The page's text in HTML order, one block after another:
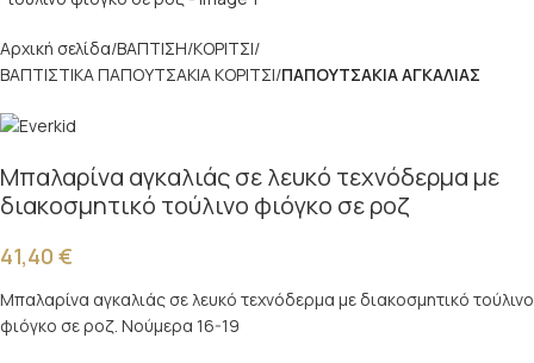
Αρχική σελίδα ΒΑΠΤΙΣΗ ΚΟΡΙΤΣΙ
ΒΑΠΤΙΣΤΙΚΑ ΠΑΠΟΥΤΣΑΚΙΑ ΚΟΡΙΤΣΙ ΠΑΠΟΥΤΣΑΚΙΑ ΑΓΚΑΛΙΑΣ
Μπαλαρίνα αγκαλιάς σε λευκό τεχνόδερμα με
διακοσμητικό τούλινο φιόγκο σε ροζ
41,40 €
Μπαλαρίνα αγκαλιάς σε λευκό τεχνόδερμα με διακοσμητικό τούλινο
φιόγκο σε ροζ. Νούμερα 16-19